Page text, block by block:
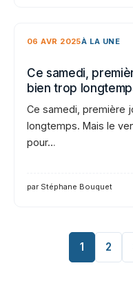
06 AVR 2025À LA UNE
Ce samedi,
bien trop
Ce samedi, première
longtemps. Mais le
pour…
par Stéphane Bouquet
1 2